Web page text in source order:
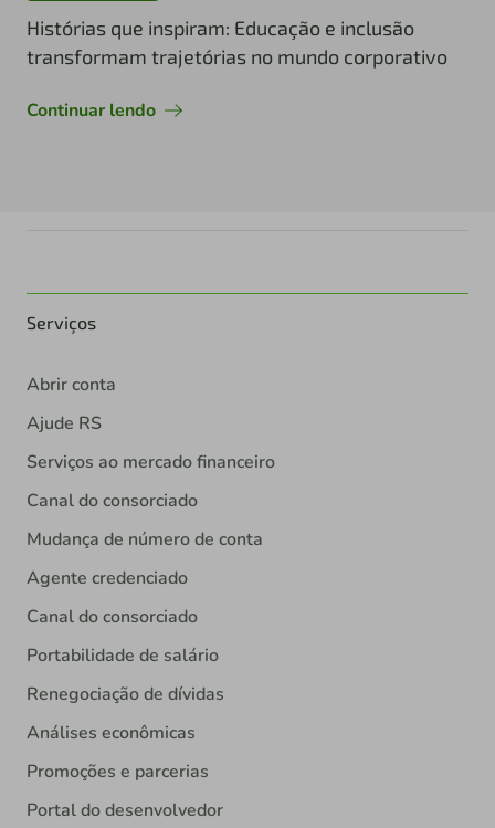
Histórias que inspiram: Educação e inclusão
transformam trajetórias no mundo corporativo
Continuar lendo
Serviços
Abrir conta
Ajude RS
Serviços ao mercado financeiro
Canal do consorciado
Mudança de número de conta
Agente credenciado
Canal do consorciado
Portabilidade de salário
Renegociação de dívidas
Análises econômicas
Promoções e parcerias
Portal do desenvolvedor